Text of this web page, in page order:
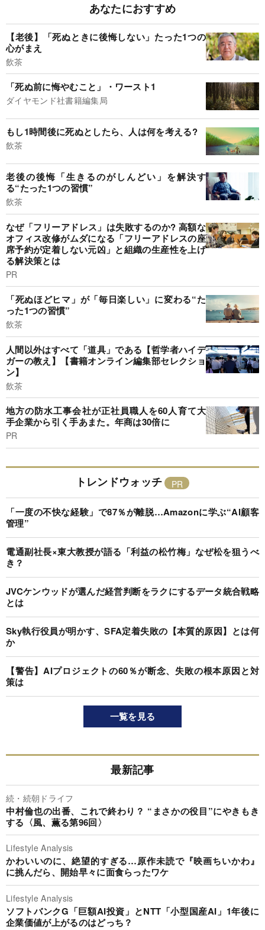
あなたにおすすめ
【老後】「死ぬときに後悔しない」たった1つの
心がまえ
飲茶
「死ぬ前に悔やむこと」・ワースト1
ダイヤモンド社書籍編集局
もし1時間後に死ぬとしたら、人は何を考える?
飲茶
老後の後悔「生きるのがしんどい」を解決す
る“たった1つの習慣”
飲茶
なぜ「フリーアドレス」は失敗するのか? 高額な
オフィス改修がムダになる「フリーアドレスの座
席予約が定着しない元凶」と組織の生産性を上げ
る解決策とは
PR
「死ぬほどヒマ」が「毎日楽しい」に変わる“た
った1つの習慣”
飲茶
人間以外はすべて「道具」である【哲学者ハイデ
ガーの教え】【書籍オンライン編集部セレクショ
ン】
飲茶
地方の防水工事会社が正社員職人を60人育て大
手企業から引く手あまた。年商は30倍に
PR
トレンドウォッチ
「一度の不快な経験」で87％が離脱…Amazonに学ぶ“AI顧客
管理”
電通副社長×東大教授が語る「利益の松竹梅」なぜ松を狙うべ
き？
JVCケンウッドが選んだ経営判断をラクにするデータ統合戦略
とは
Sky執行役員が明かす、SFA定着失敗の【本質的原因】とは何
か
【警告】AIプロジェクトの60％が断念、失敗の根本原因と対
策は
一覧を見る
最新記事
続・続朝ドライフ
中村倫也の出番、これで終わり？ “まさかの役目”にやきもき
する〈風、薫る第96回〉
Lifestyle Analysis
かわいいのに、絶望的すぎる…原作未読で『映画ちいかわ』
に挑んだら、開始早々に面食らったワケ
Lifestyle Analysis
ソフトバンクG「巨額AI投資」とNTT「小型国産AI」1年後に
企業価値が上がるのはどっち？